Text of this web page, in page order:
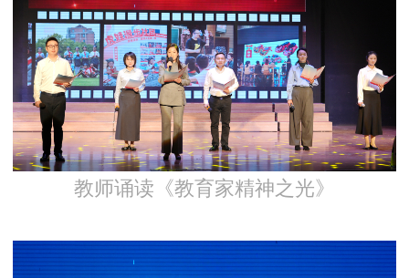
教师诵读《教育家精神之光》